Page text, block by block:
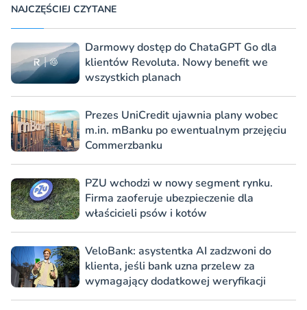
NAJCZĘŚCIEJ CZYTANE
Darmowy dostęp do ChataGPT Go dla
klientów Revoluta. Nowy benefit we
wszystkich planach
Prezes UniCredit ujawnia plany wobec
m.in. mBanku po ewentualnym przejęciu
Commerzbanku
PZU wchodzi w nowy segment rynku.
Firma zaoferuje ubezpieczenie dla
właścicieli psów i kotów
VeloBank: asystentka AI zadzwoni do
klienta, jeśli bank uzna przelew za
wymagający dodatkowej weryfikacji